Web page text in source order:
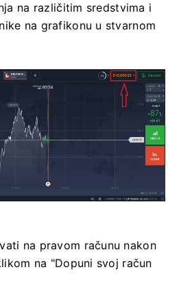
na različitim sredstvima i
na grafikonu u stvarnom
na pravom računu nakon
na "Dopuni svoj račun